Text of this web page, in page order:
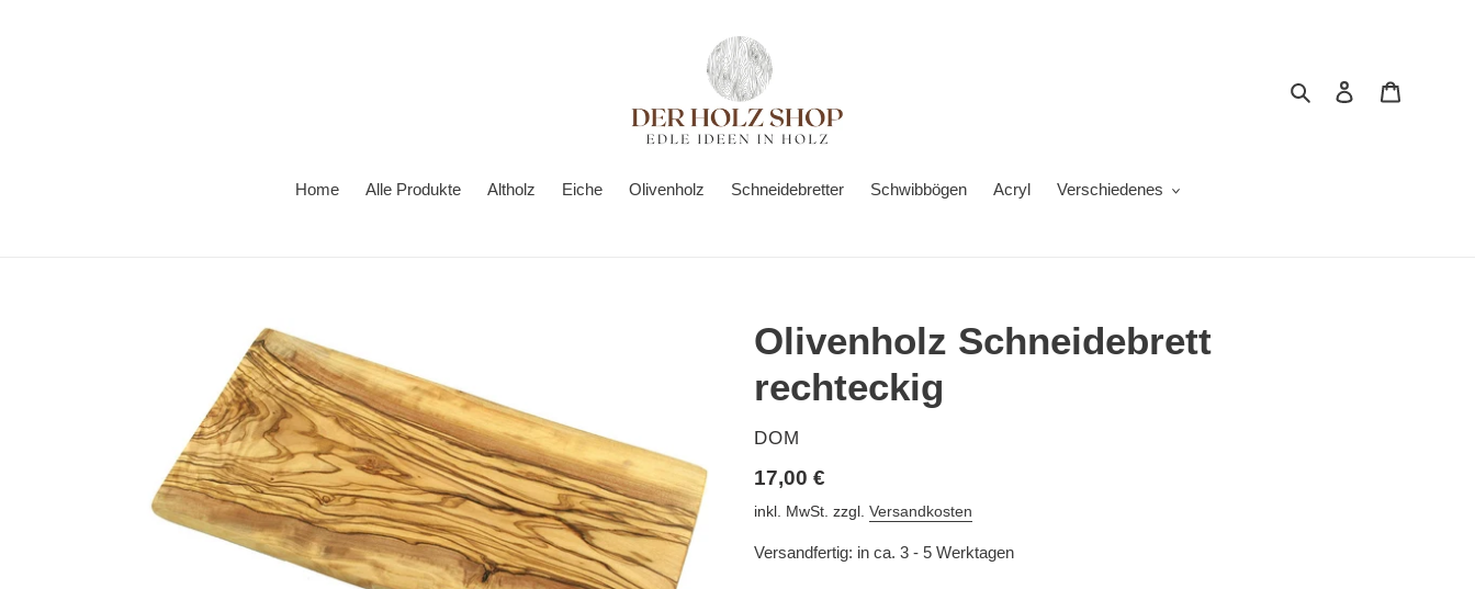
Suchen Einloggen
Home Alle Produkte Altholz Eiche Olivenholz Schneidebretter Schwibbögen Acryl Verschiedenes
Olivenholz Schneidebrett
rechteckig
VERKÄUFER
DOM
Normaler
Preis
17,00 €
inkl. MwSt. zzgl. Versandkosten
Versandfertig: in ca. 3 - 5 Werktagen